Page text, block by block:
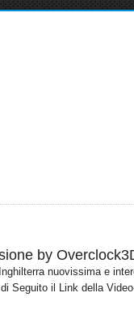
by
nuovissima e
Seguito il Link della